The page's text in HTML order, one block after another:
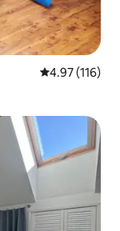
평점 4.97점(5
4.97 (116)